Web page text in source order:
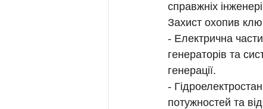
справжніх
Захист охопив
- Електрична
генераторів та
генерації.
-
потужностей та